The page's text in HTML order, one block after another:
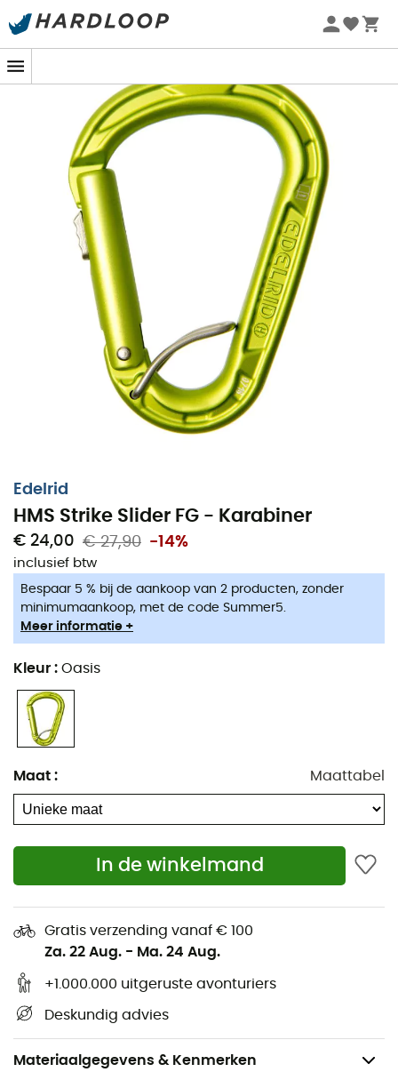
Zomeraanbiedingen 🔥 -5% EXTRA vanaf 2 producten* met
Edelrid
HMS Strike Slider FG - Karabiner
€ 24,00 € 27,90 -14%
inclusief btw
Bespaar 5 % bij de aankoop van 2 producten, zonder
minimumaankoop, met de code Summer5.
Meer informatie +
Kleur : Oasis
Maat : Maattabel
In de winkelmand
Gratis verzending vanaf € 100
Za. 22 Aug. - Ma. 24 Aug.
+1.000.000 uitgeruste avonturiers
Deskundig advies
Materiaalgegevens & Kenmerken